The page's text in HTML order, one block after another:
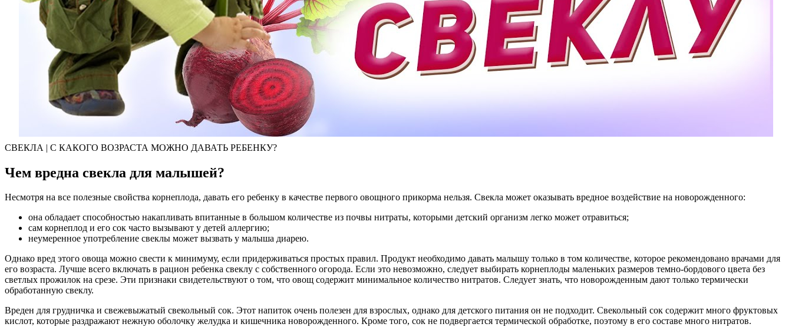
СВЕКЛА | С КАКОГО ВОЗРАСТА МОЖНО ДАВАТЬ РЕБЕНКУ?
Чем вредна свекла для малышей?
Несмотря на все полезные свойства корнеплода, давать его ребенку в качестве первого овощного прикорма нельзя. Свекла может оказывать вредное воздействие на новорожденного:
она обладает способностью накапливать впитанные в большом количестве из почвы нитраты, которыми детский организм легко может отравиться;
сам корнеплод и его сок часто вызывают у детей аллергию;
неумеренное употребление свеклы может вызвать у малыша диарею.
Однако вред этого овоща можно свести к минимуму, если придерживаться простых правил. Продукт необходимо давать малышу только в том количестве, которое рекомендовано врачами для
его возраста. Лучше всего включать в рацион ребенка свеклу с собственного огорода. Если это невозможно, следует выбирать корнеплоды маленьких размеров темно-бордового цвета без
светлых прожилок на срезе. Эти признаки свидетельствуют о том, что овощ содержит минимальное количество нитратов. Следует знать, что новорожденным дают только термически
обработанную свеклу.
Вреден для грудничка и свежевыжатый свекольный сок. Этот напиток очень полезен для взрослых, однако для детского питания он не подходит. Свекольный сок содержит много фруктовых
кислот, которые раздражают нежную оболочку желудка и кишечника новорожденного. Кроме того, сок не подвергается термической обработке, поэтому в его составе много нитратов.